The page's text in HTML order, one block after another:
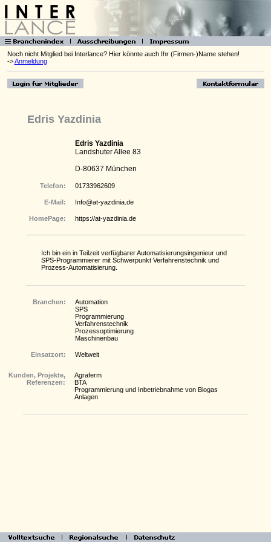
Noch nicht Mitglied bei Interlance? Hier könnte auch Ihr (Firmen-)Name stehen!
->Anmeldung
Edris Yazdinia
Edris Yazdinia
Landshuter Allee 83
D-80637 München
Telefon: 01733962609
E-Mail: Info@at-yazdinia.de
HomePage: https://at-yazdinia.de
Ich bin ein in Teilzeit verfügbarer Automatisierungsingenieur und
SPS-Programmierer mit Schwerpunkt Verfahrenstechnik und
Prozess-Automatisierung.
Branchen:
Automation
SPS
Programmierung
Verfahrenstechnik
Prozessoptimierung
Maschinenbau
Einsatzort: Weltweit
Kunden, Projekte,
Referenzen:
Agraferm
BTA
Programmierung und Inbetriebnahme von Biogas
Anlagen